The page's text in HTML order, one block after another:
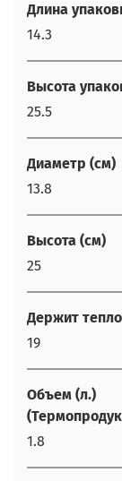
Длина
14.3
Высота
25.5
Диаметр (см)
13.8
Высота (см)
25
Держит
19
Объем (л.)
1.8